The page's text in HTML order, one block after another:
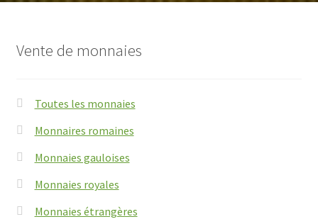
Vente de monnaies
Toutes les monnaies
Monnaires romaines
Monnaies gauloises
Monnaies royales
Monnaies étrangères